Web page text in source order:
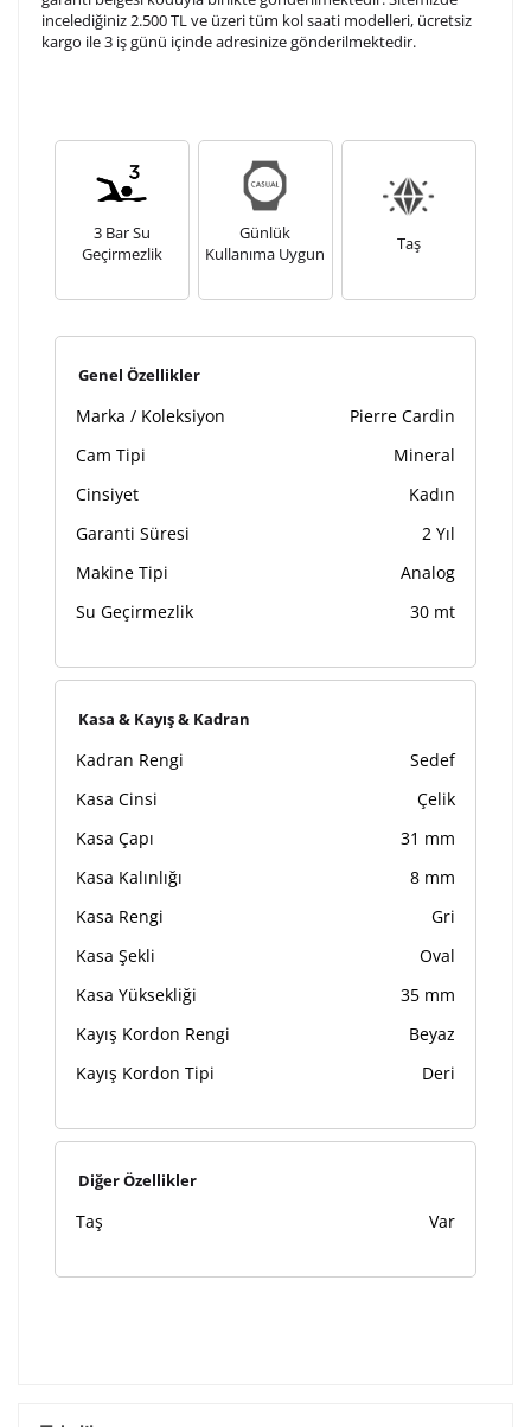
2. Satır
10/ 10
Lütfen font seçiniz
Kişiselleştirilmiş ürünlerin teslim süresi gravür işleme
tamamlandıktan sonra siparişiniz kargoya verilecektir.
ürünlerde
incelediğiniz 2.500 TL ve üzeri tüm kol saati modelleri, ücretsiz
kargo ile 3 iş günü içinde adresinize gönderilmektedir.
3 Bar Su
Geçirmezlik
Günlük
Kullanıma Uygun
Taş
Genel Özellikler
Marka / Koleksiyon
Pierre Cardin
Cam Tipi
Mineral
Cinsiyet
Kadın
Garanti Süresi
2 Yıl
Makine Tipi
Analog
Su Geçirmezlik
30 mt
Kasa & Kayış & Kadran
Kadran Rengi
Sedef
Kasa Cinsi
Çelik
Kasa Çapı
31 mm
Kasa Kalınlığı
8 mm
Kasa Rengi
Gri
Kasa Şekli
Oval
Kasa Yüksekliği
35 mm
Kayış Kordon Rengi
Beyaz
Kayış Kordon Tipi
Deri
Diğer Özellikler
Taş Var